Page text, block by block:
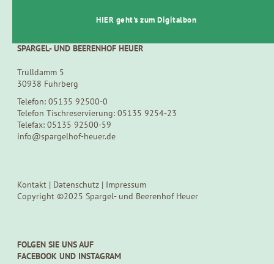
SPARGEL- UND BEERENHOF HEUER
Trülldamm 5
30938 Fuhrberg
Telefon: 05135 92500-0
Telefon Tischreservierung: 05135 9254-23
Telefax: 05135 92500-59
info@spargelhof-heuer.de
Kontakt | Datenschutz | Impressum
Copyright ©2025 Spargel- und Beerenhof Heuer
FOLGEN SIE UNS AUF
FACEBOOK UND INSTAGRAM
HIER geht's zum Digitalbon